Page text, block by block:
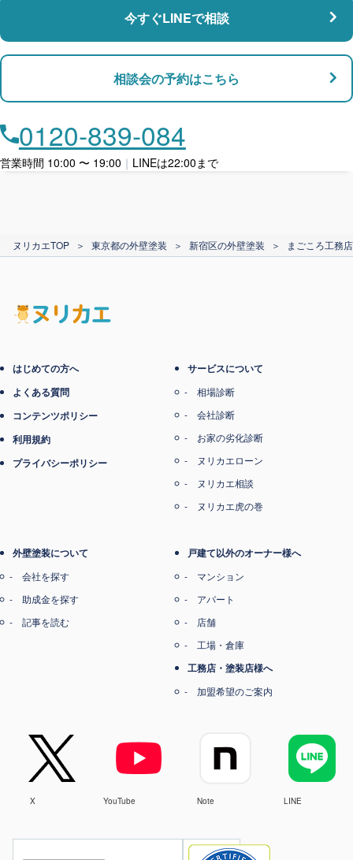
支払い対応
ローン利用
カード支払い
店舗・事務所対応
今すぐLINEで相談
相談会の予約はこちら
0120-839-084
営業時間 10:00 〜 19:00 ｜ LINEは22:00まで
ヌリカエTOP ＞ 東京都の外壁塗装 ＞ 新宿区の外壁塗装 ＞ まごころ工務
はじめての方へ
よくある質問
コンテンツポリシー
利用規約
プライバシーポリシー
サービスについて
相場診断
会社診断
お家の劣化診断
ヌリカエローン
ヌリカエ相談
ヌリカエ虎の巻
外壁塗装について
会社を探す
助成金を探す
記事を読む
戸建て以外のオーナー様へ
マンション
アパート
店舗
工場・倉庫
工務店・塗装店様へ
加盟希望のご案内
X YouTube Note LINE